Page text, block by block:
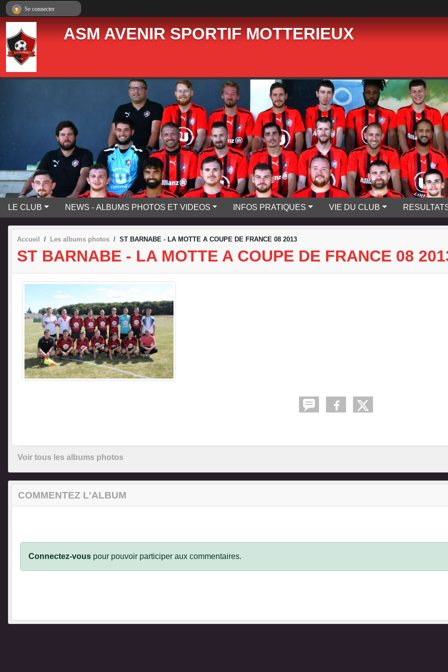
ASM AVENIR SPORTIF MOTTERIEUX
LE CLUB NEWS - ALBUMS PHOTOS ET VIDEOS INFOS PRATIQUES VIE DU CLUB
Accueil Les albums photos ST BARNABE - LA MOTTE A COUPE DE FRANCE 08 2013
ST BARNABE - LA MOTTE A COUPE DE FRANCE 08
Voir tous les albums photos
COMMENTEZ L'ALBUM
Connectez-vous pour pouvoir participer aux commentaires.
Se connecter
Panneau de gestion des cookies